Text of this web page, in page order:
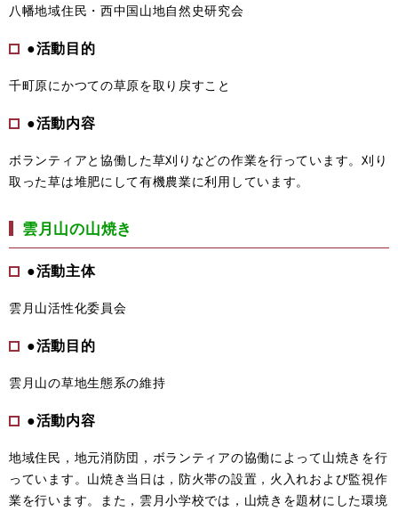
八幡地域住民・西中国山地自然史研究会
●活動目的
千町原にかつての草原を取り戻すこと
●活動内容
ボランティアと協働した草刈りなどの作業を行っています。刈り
取った草は堆肥にして有機農業に利用しています。
雲月山の山焼き
●活動主体
雲月山活性化委員会
●活動目的
雲月山の草地生態系の維持
●活動内容
地域住民，地元消防団，ボランティアの協働によって山焼きを行
っています。山焼き当日は，防火帯の設置，火入れおよび監視作
業を行います。また，雲月小学校では，山焼きを題材にした環境